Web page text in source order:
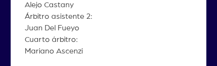
Alejo Castany
Árbitro asistente 2:
Juan Del Fueyo
Cuarto árbitro:
Mariano Ascenzi